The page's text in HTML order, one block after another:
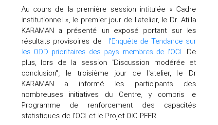
Au cours de la première session intitulée « Cadre
institutionnel », le premier jour de l'atelier, le Dr. Atilla
KARAMAN a présenté un exposé portant sur les
résultats provisoires de
l'Enquête de Tendance sur
les ODD prioritaires des pays membres de l'OCI . De
plus, lors de la session "Discussion modérée et
conclusion", le troisième jour de l'atelier, le Dr
KARAMAN a informé les participants des
nombreuses initiatives du Centre, y compris le
Programme de renforcement des capacités
statistiques de l'OCI et le Projet OIC-PEER.